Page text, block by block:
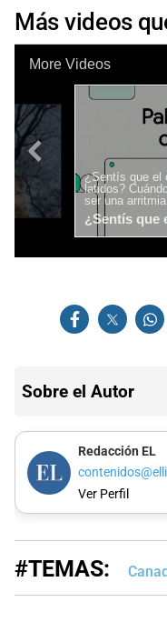
Más videos
Sobre el Autor
Redacción EL
Ver Perfil
#TEMAS: